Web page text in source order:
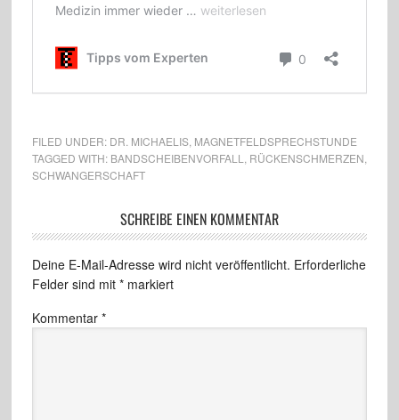
FILED UNDER: DR. MICHAELIS, MAGNETFELDSPRECHSTUNDE
TAGGED WITH: BANDSCHEIBENVORFALL RÜCKENSCHMERZEN
SCHWANGERSCHAFT
SCHREIBE EINEN KOMMENTAR
Deine E-Mail-Adresse wird nicht veröffentlicht. Erforderliche
Felder sind mit *markiert
Kommentar *